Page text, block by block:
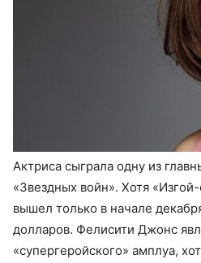
Актриса сыграла одну из
«Звездных войн». Хотя
вышел только в начале
долларов. Фелисити Джонс
«супергеройского» амплуа,